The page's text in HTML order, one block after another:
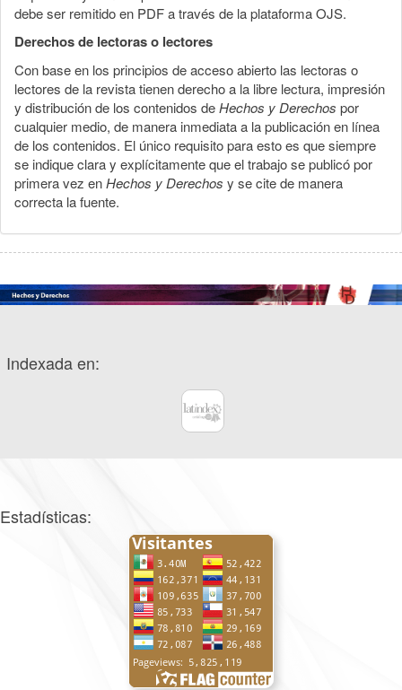
debe ser remitido en PDF a través de la plataforma OJS.
Derechos de lectoras o lectores
Con base en los principios de acceso abierto las lectoras o
lectores de la revista tienen derecho a la libre lectura, impresión
y distribución de los contenidos deHechos y Derechos por
cualquier medio, de manera inmediata a la publicación en línea
de los contenidos. El único requisito para esto es que siempre
se indique clara y explícitamente que el trabajo se publicó por
primera vez enHechos y Derechos y se cite de manera
correcta la fuente.
Indexada en:
Estadísticas: